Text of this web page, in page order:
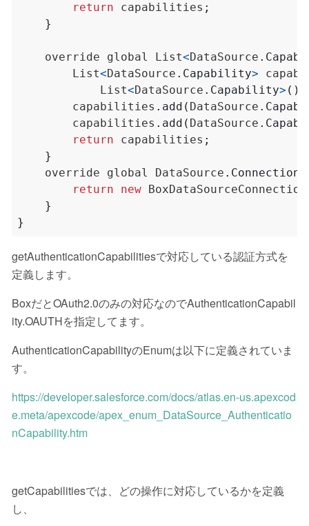
return
capabilities ;
}
override global List<DataSource .
List<DataSource . Capability>
List<DataSource . Capability> ();
capabilities . add ( DataSource .
capabilities . add ( DataSource .
return
capabilities ;
}
override
global DataSource . Connection
return
new BoxDataSourceConnection
}
}
getAuthenticationCapabilitiesで対応している認証方式を
定義します。
BoxだとOAuth2.0のみの対応なのでAuthenticationCapabil
ity.OAUTHを指定してます。
AuthenticationCapabilityのEnumは以下に定義されていま
す。
https://developer.salesforce.com/docs/atlas.en-us.apexcod
e.meta/apexcode/apex_enum_DataSource_Authenticatio
nCapability.htm
getCapabilitiesでは、どの操作に対応しているかを定義
し、